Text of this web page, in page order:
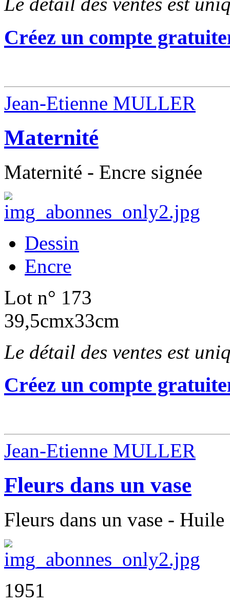
Créez un compte
Jean-Etienne MULLER
Maternité
Maternité - Encre signée
Dessin
Encre
Lot n° 173
39,5cmx33cm
Le détail des ventes est
Créez un compte
Jean-Etienne MULLER
Fleurs dans un vase
Fleurs dans un vase - Huile
1951